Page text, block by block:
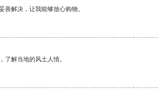
解决，让我能够放心购物。
解当地的风土人情。